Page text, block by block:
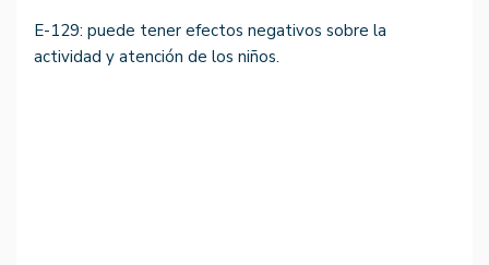
E-129: puede tener efectos negativos sobre la
actividad y atención de los niños.